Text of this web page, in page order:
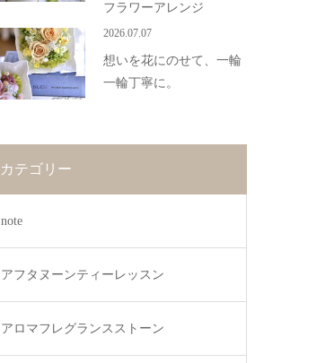
フラワーアレンジ
2026.07.07
想いを花にのせて、一輪
一輪丁寧に。
カテゴリー
note
アフタヌーンティーレッスン
アロマフレグランスストーン